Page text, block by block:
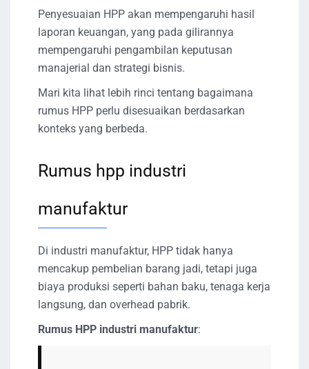
Penyesuaian HPP akan mempengaruhi hasil
laporan keuangan, yang pada gilirannya
mempengaruhi pengambilan keputusan
manajerial dan strategi bisnis.
Mari kita lihat lebih rinci tentang bagaimana
rumus HPP perlu disesuaikan berdasarkan
konteks yang berbeda.
Rumus hpp industri
manufaktur
Di industri manufaktur, HPP tidak hanya
mencakup pembelian barang jadi, tetapi juga
biaya produksi seperti bahan baku, tenaga kerja
langsung, dan overhead pabrik.
Rumus HPP industri manufaktur: